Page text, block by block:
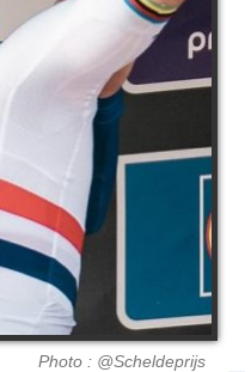
Photo : @Scheldeprijs